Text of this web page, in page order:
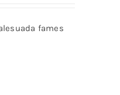
fames